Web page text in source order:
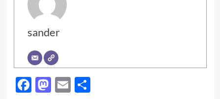
sander
Facebook
Mastodon
EmailPartager